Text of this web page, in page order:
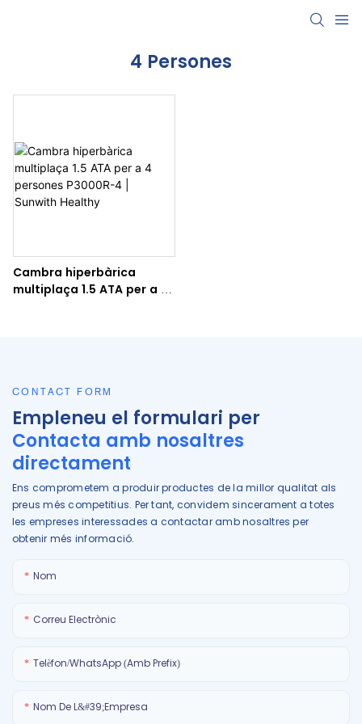
4 Persones
Cambra hiperbàrica
multiplaça 1.5 ATA per a 4
CONTACT FORM
Empleneu el formulari per
Contacta amb nosaltres
directament
Ens comprometem a produir productes de la millor qualitat als
preus més competitius. Per tant, convidem sincerament a totes
les empreses interessades a contactar amb nosaltres per
obtenir més informació.
Nom
Correu Electrònic
Telèfon/WhatsApp (amb Prefix)
Nom De L&#39;empresa